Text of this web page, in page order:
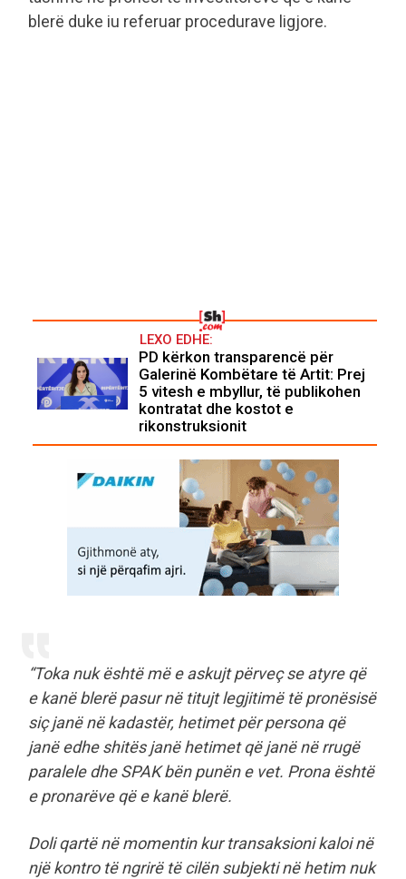
blerë duke iu referuar procedurave ligjore.
LEXO EDHE:
PD kërkon transparencë për
Galerinë Kombëtare të Artit: Prej
5 vitesh e mbyllur, të publikohen
kontratat dhe kostot e
rikonstruksionit
“Toka nuk është më e askujt përveç se atyre që
e kanë blerë pasur në titujt legjitimë të pronësisë
siç janë në kadastër, hetimet për persona që
janë edhe shitës janë hetimet që janë në rrugë
paralele dhe SPAK bën punën e vet. Prona është
e pronarëve që e kanë blerë.
Doli qartë në momentin kur transaksioni kaloi në
një kontro të ngrirë të cilën subjekti në hetim nuk